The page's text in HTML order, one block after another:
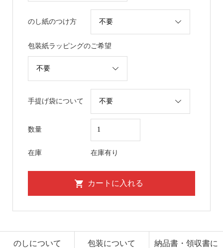
のし紙のつけ方
包装紙ラッピングのご希望
手提げ袋について
数量
在庫 在庫有り
のしについて 包装について
納品書・領収書に